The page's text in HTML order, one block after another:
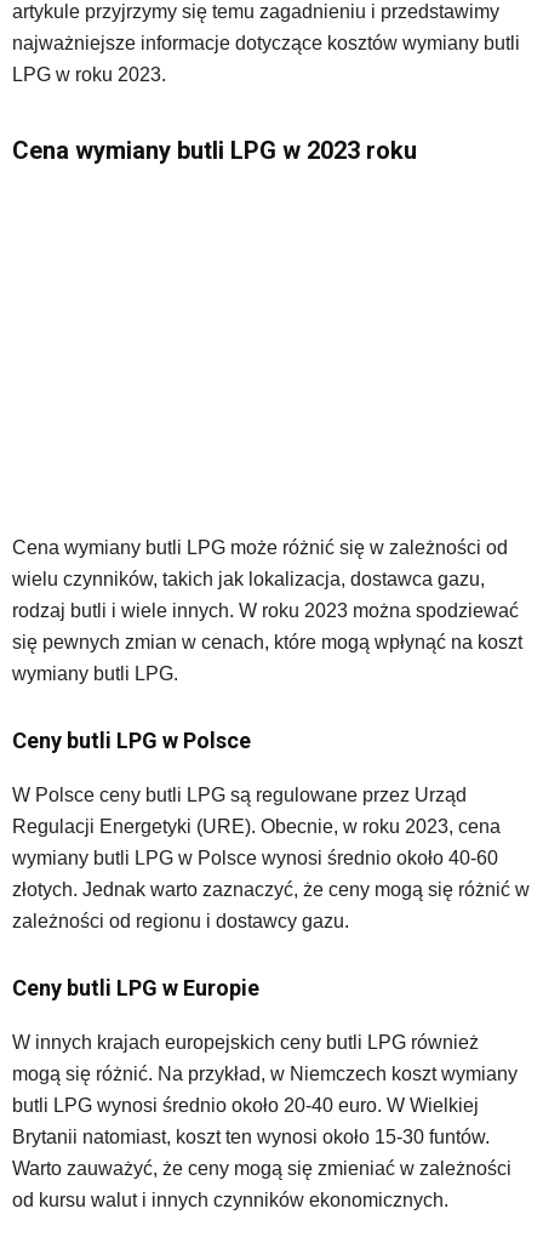
artykule przyjrzymy się temu zagadnieniu i przedstawimy
najważniejsze informacje dotyczące kosztów wymiany butli
LPG w roku 2023.
Cena wymiany butli LPG w 2023 roku
Cena wymiany butli LPG może różnić się w zależności od
wielu czynników, takich jak lokalizacja, dostawca gazu,
rodzaj butli i wiele innych. W roku 2023 można spodziewać
się pewnych zmian w cenach, które mogą wpłynąć na koszt
wymiany butli LPG.
Ceny butli LPG w Polsce
W Polsce ceny butli LPG są regulowane przez Urząd
Regulacji Energetyki (URE). Obecnie, w roku 2023, cena
wymiany butli LPG w Polsce wynosi średnio około 40-60
złotych. Jednak warto zaznaczyć, że ceny mogą się różnić w
zależności od regionu i dostawcy gazu.
Ceny butli LPG w Europie
W innych krajach europejskich ceny butli LPG również
mogą się różnić. Na przykład, w Niemczech koszt wymiany
butli LPG wynosi średnio około 20-40 euro. W Wielkiej
Brytanii natomiast, koszt ten wynosi około 15-30 funtów.
Warto zauważyć, że ceny mogą się zmieniać w zależności
od kursu walut i innych czynników ekonomicznych.